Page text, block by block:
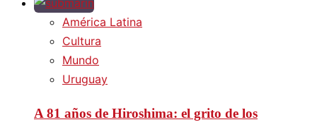
América Latina
Cultura
Mundo
Uruguay
A 81 años de Hiroshima: el grito de los